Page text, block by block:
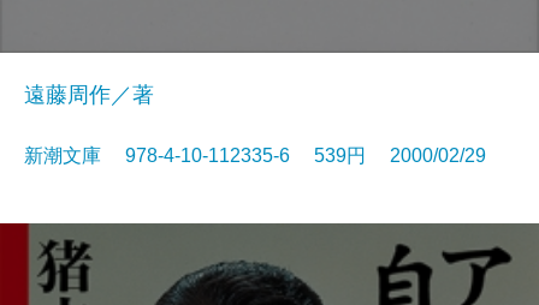
遠藤周作／著
新潮文庫 978-4-10-112335-6 539円 2000/02/29